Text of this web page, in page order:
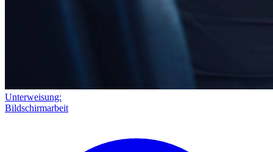
Unterweisung:
Bildschirmarbeit